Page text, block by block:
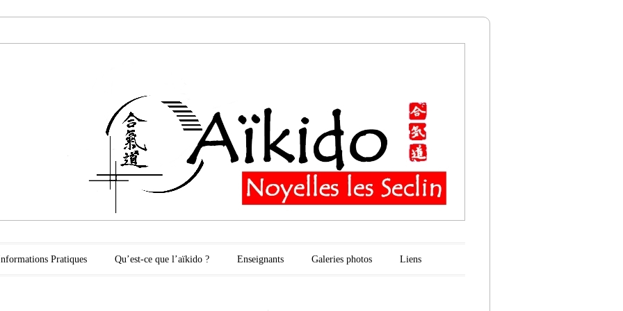
Pratiques Qu’est-ce que l’aïkido ? Enseignants Galeries photos Liens